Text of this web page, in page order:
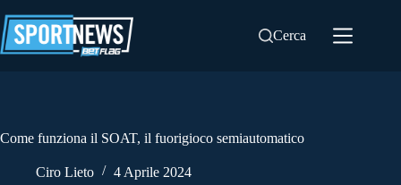
al
contenuto
Cerca
Come funziona il SOAT, il fuorigioco semiautomatico
Ciro Lieto 4 Aprile 2024